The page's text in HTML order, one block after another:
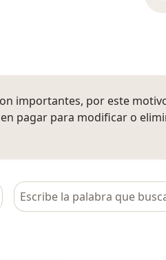
importantes, por este
pagar para modificar o
Busca en opiniones